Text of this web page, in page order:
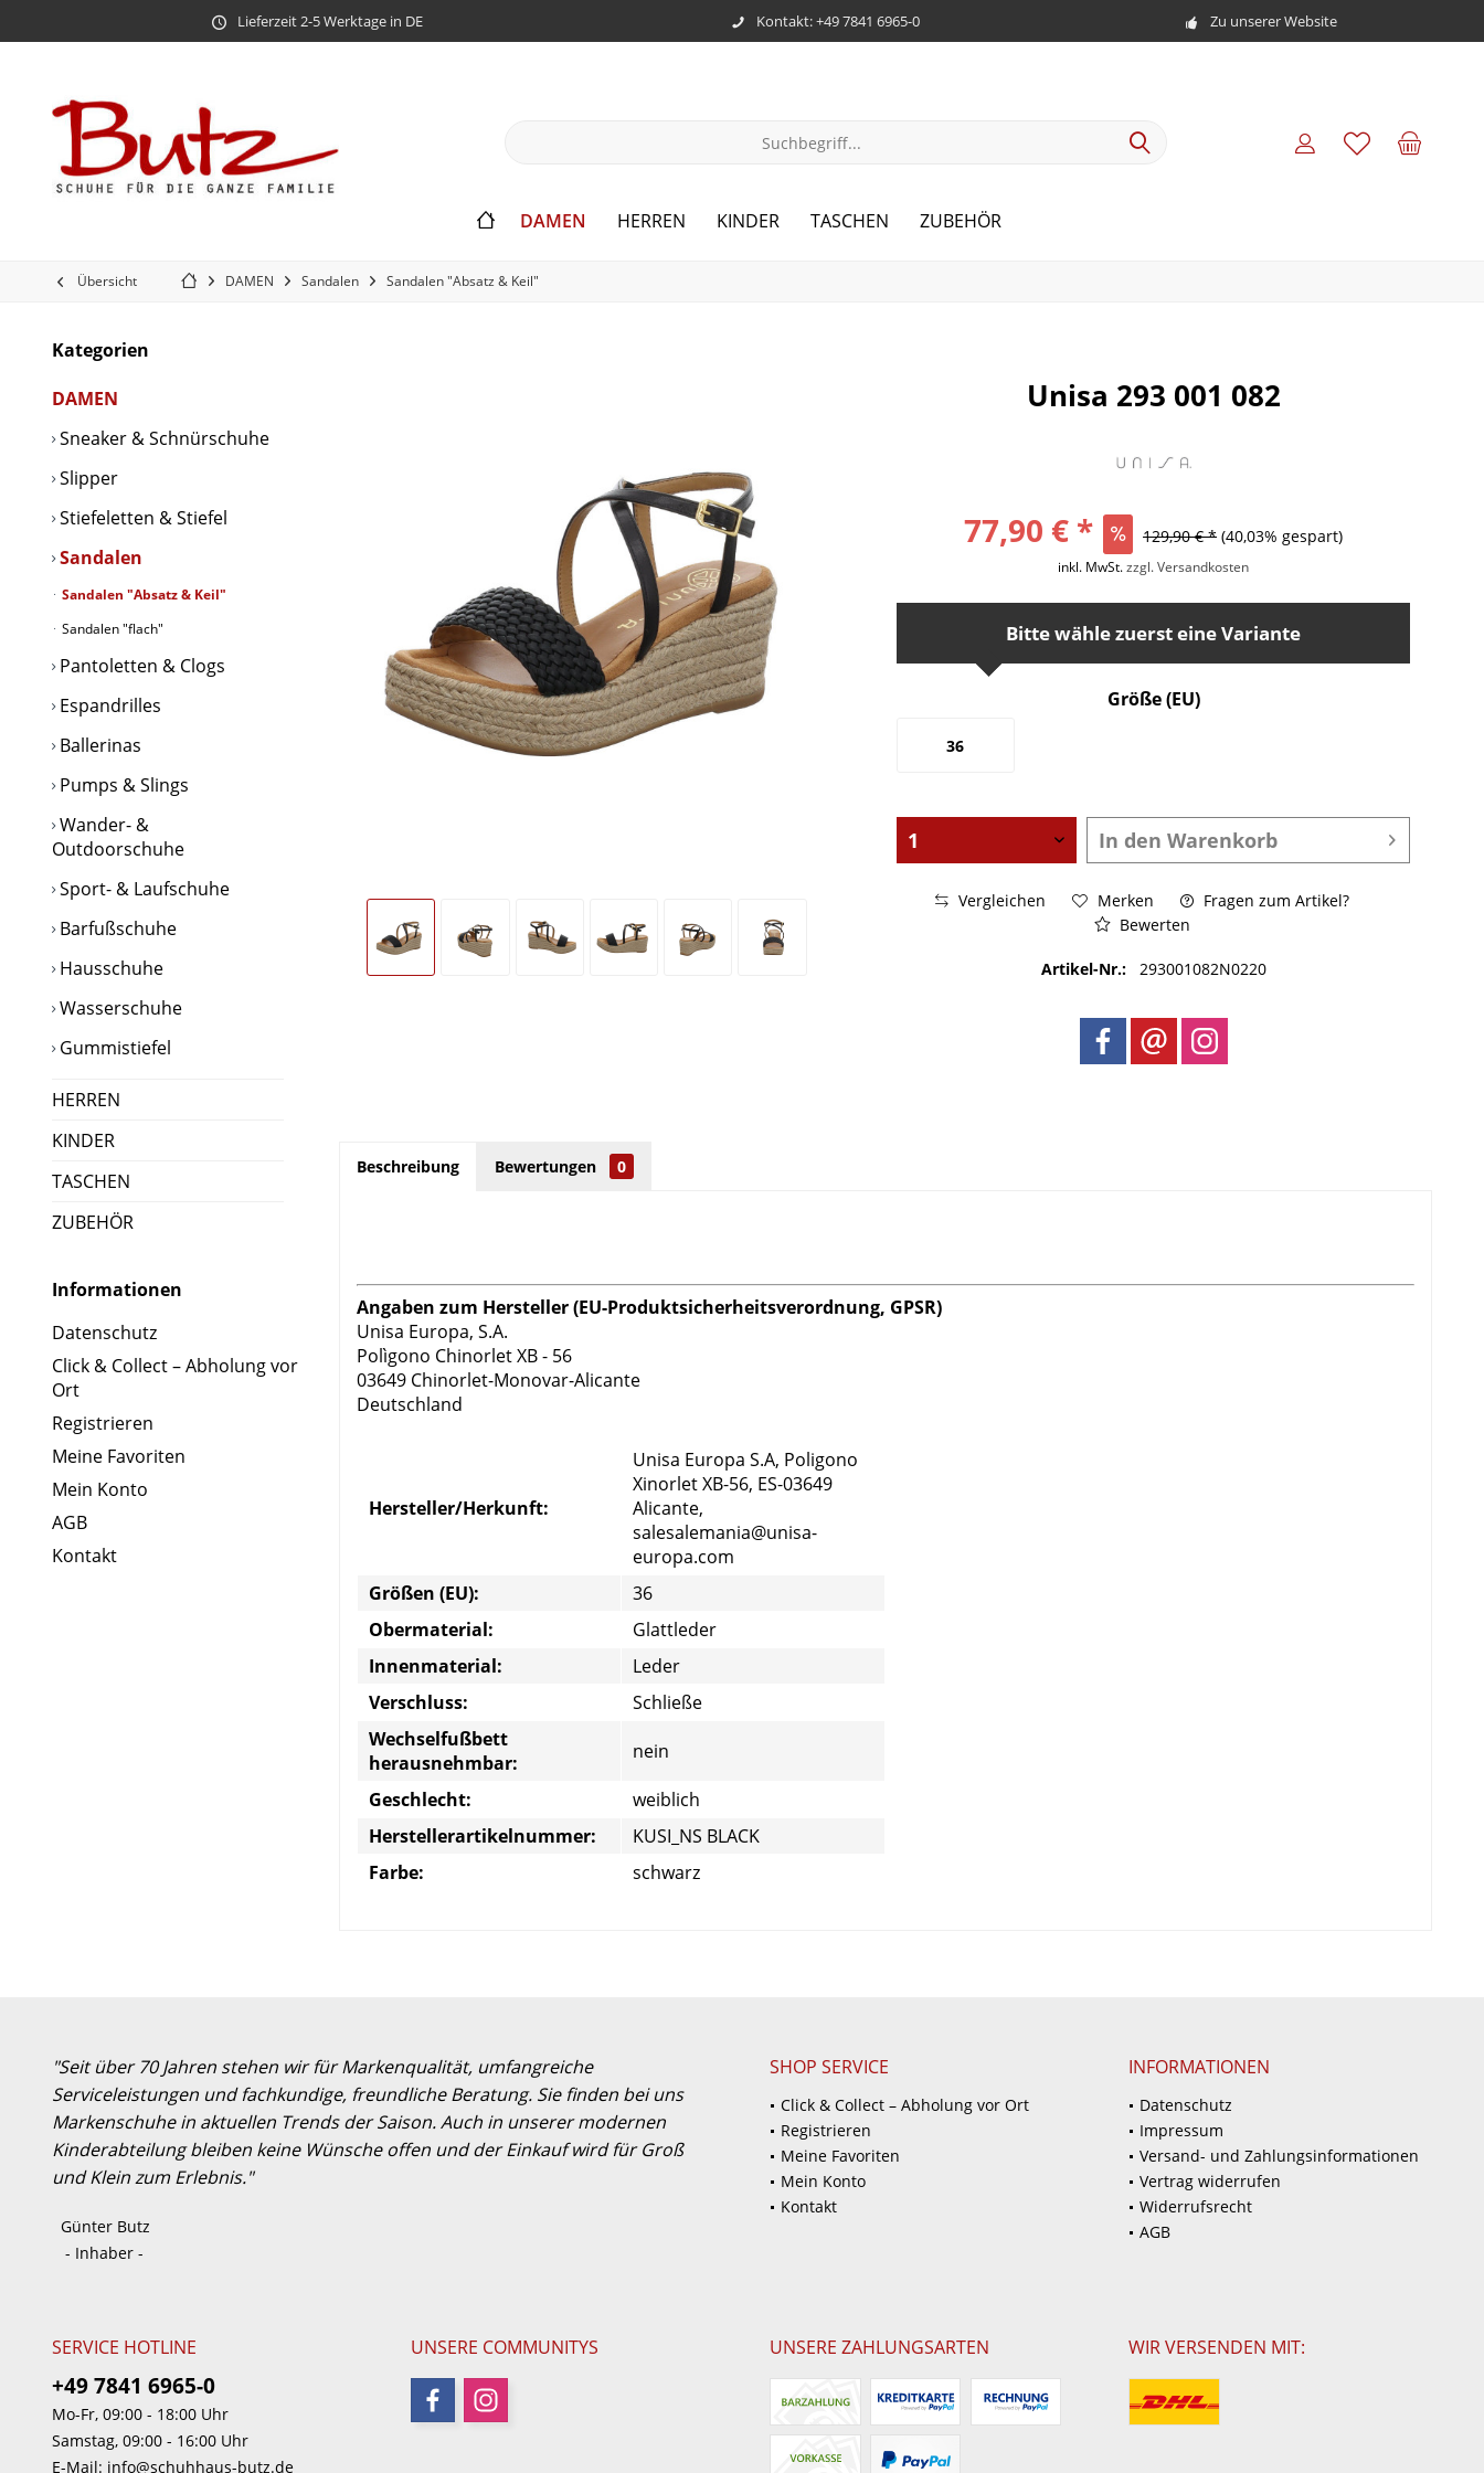
Lieferzeit 2-5 Werktage in DE Kontakt: +49 7841 6965-0 Zu unserer Website
DAMEN HERREN KINDER TASCHEN ZUBEHÖR
Übersicht DAMEN Sandalen Sandalen "Absatz & Keil"
Kategorien
DAMEN
Sneaker & Schnürschuhe
Slipper
Stiefeletten & Stiefel
Sandalen
Sandalen "Absatz & Keil"
Sandalen "flach"
Pantoletten & Clogs
Espandrilles
Ballerinas
Pumps & Slings
Wander- &
Outdoorschuhe
Sport- & Laufschuhe
Barfußschuhe
Hausschuhe
Wasserschuhe
Gummistiefel
HERREN
KINDER
TASCHEN
ZUBEHÖR
Informationen
Datenschutz
Click & Collect – Abholung vor
Ort
Registrieren
Meine Favoriten
Mein Konto
AGB
Kontakt
Unisa 293 001 082
77,90 € * 129,90 € * (40,03% gespart)
inkl. MwSt.zzgl. Versandkosten
Bitte wähle zuerst eine Variante
Größe (EU)
36
In den Warenkorb
Vergleichen Merken
Fragen zum Artikel?
Bewerten
Artikel-Nr.: 293001082N0220
Beschreibung Bewertungen 0
Angaben zum Hersteller (EU-Produktsicherheitsverordnung, GPSR)
Unisa Europa, S.A.
Polìgono Chinorlet XB - 56
03649 Chinorlet-Monovar-Alicante
Deutschland
Hersteller/Herkunft:
Unisa Europa S.A, Poligono
Xinorlet XB-56, ES-03649
Alicante,
salesalemania@unisa-
europa.com
Größen (EU):
36
Obermaterial:
Glattleder
Innenmaterial:
Leder
Verschluss:
Schließe
Wechselfußbett
herausnehmbar:
nein
Geschlecht:
weiblich
Herstellerartikelnummer:
KUSI_NS BLACK
Farbe:
schwarz
"Seit über 70 Jahren stehen wir für Markenqualität, umfangreiche
Serviceleistungen und fachkundige, freundliche Beratung. Sie finden bei uns
Markenschuhe in aktuellen Trends der Saison. Auch in unserer modernen
Kinderabteilung bleiben keine Wünsche offen und der Einkauf wird für Groß
und Klein zum Erlebnis."
Günter Butz
- Inhaber -
SHOP SERVICE
Click & Collect – Abholung vor Ort
Registrieren
Meine Favoriten
Mein Konto
Kontakt
INFORMATIONEN
Datenschutz
Impressum
Versand- und Zahlungsinformationen
Vertrag widerrufen
Widerrufsrecht
AGB
SERVICE HOTLINE
+49 7841 6965-0
Mo-Fr, 09:00 - 18:00 Uhr
Samstag, 09:00 - 16:00 Uhr
E-Mail: info@schuhhaus-butz.de
UNSERE COMMUNITYS UNSERE ZAHLUNGSARTEN WIR VERSENDEN MIT: